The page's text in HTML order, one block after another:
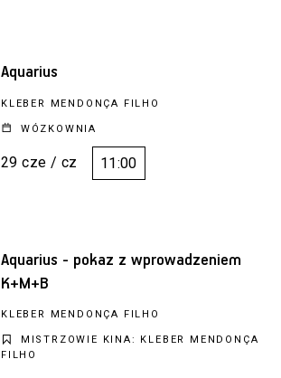
Aquarius
KLEBER MENDONÇA FILHO
WÓZKOWNIA
29 cze / cz 11:00
Aquarius - pokaz z wprowadzeniem
K+M+B
KLEBER MENDONÇA FILHO
MISTRZOWIE KINA: KLEBER MENDONÇA
FILHO